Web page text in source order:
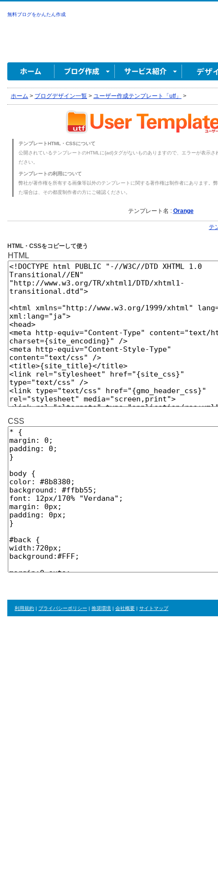
無料ブログをかんたん作成
ホーム > ブログデザイン一覧 > ユーザー作成テンプレート「utf」 >
テンプレートHTML・CSSについて
公開されているテンプレートのHTMLに{ad}タグがないものありますので、エラーが表示
ださい。
テンプレートの利用について
弊社が著作権を所有する画像等以外のテンプレートに関する著作権は制作者にあります。
た場合は、その都度制作者の方にご確認ください。
テンプレート名 : Orange
テ
HTML・CSSをコピーして使う
HTML
CSS
利用規約 | プライバシーポリシー | 推奨環境 | 会社概要 | サイトマップ